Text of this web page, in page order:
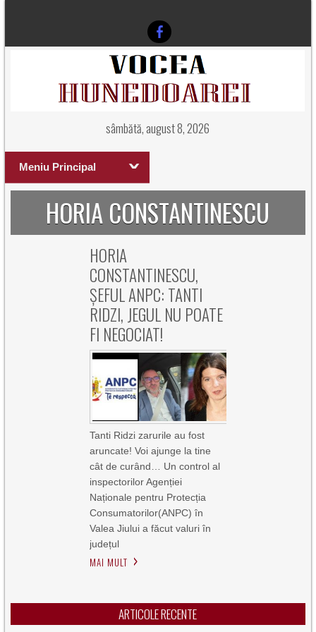
sâmbătă, august 8, 2026
Meniu Principal
HORIA CONSTANTINESCU
HORIA
CONSTANTINESCU,
ȘEFUL ANPC: TANTI
RIDZI, JEGUL NU POATE
FI NEGOCIAT!
Tanti Ridzi zarurile au fost
aruncate! Voi ajunge la tine
cât de curând… Un control al
inspectorilor Agenției
Naționale pentru Protecția
Consumatorilor(ANPC) în
Valea Jiului a făcut valuri în
județul
MAI MULT
ARTICOLE RECENTE